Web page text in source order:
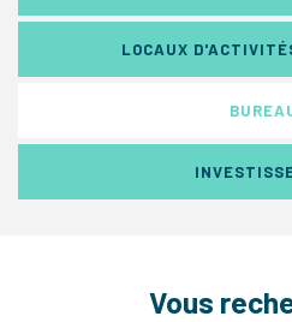
LOCAUX
Vous